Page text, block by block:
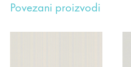
Povezani proizvodi